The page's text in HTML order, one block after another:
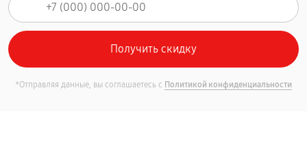
*Отправляя данные, вы соглашаетесь с Политикой конфиденциальности